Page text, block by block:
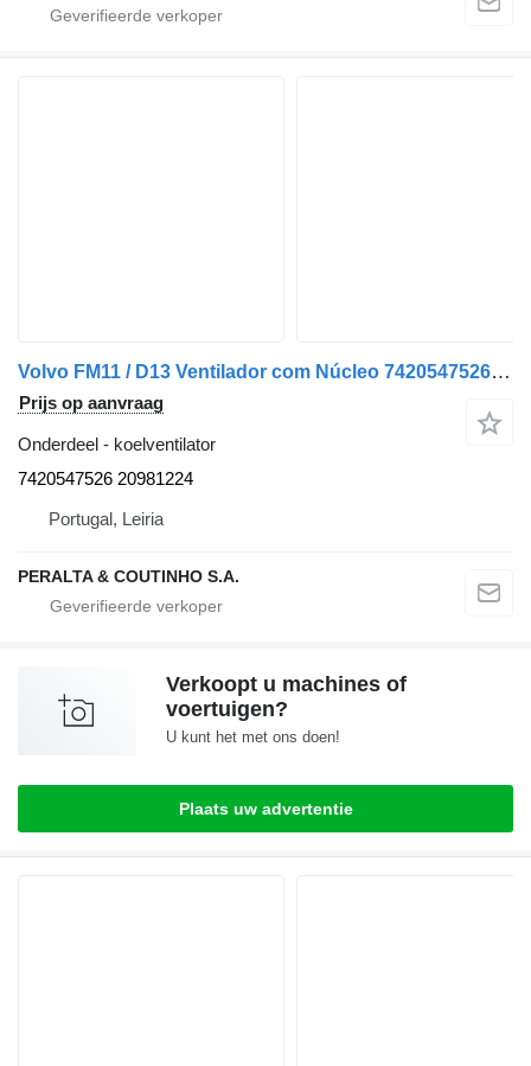
Volvo FM11 / D13 Ventilador com Núcleo 7420547526 koelventilator voor Volvo FM12 vrachtwagen
Prijs op aanvraag
Onderdeel - koelventilator
7420547526 20981224
Portugal, Leiria
PERALTA & COUTINHO S.A.
Verkoopt u machines of
voertuigen?
U kunt het met ons doen!
Plaats uw advertentie